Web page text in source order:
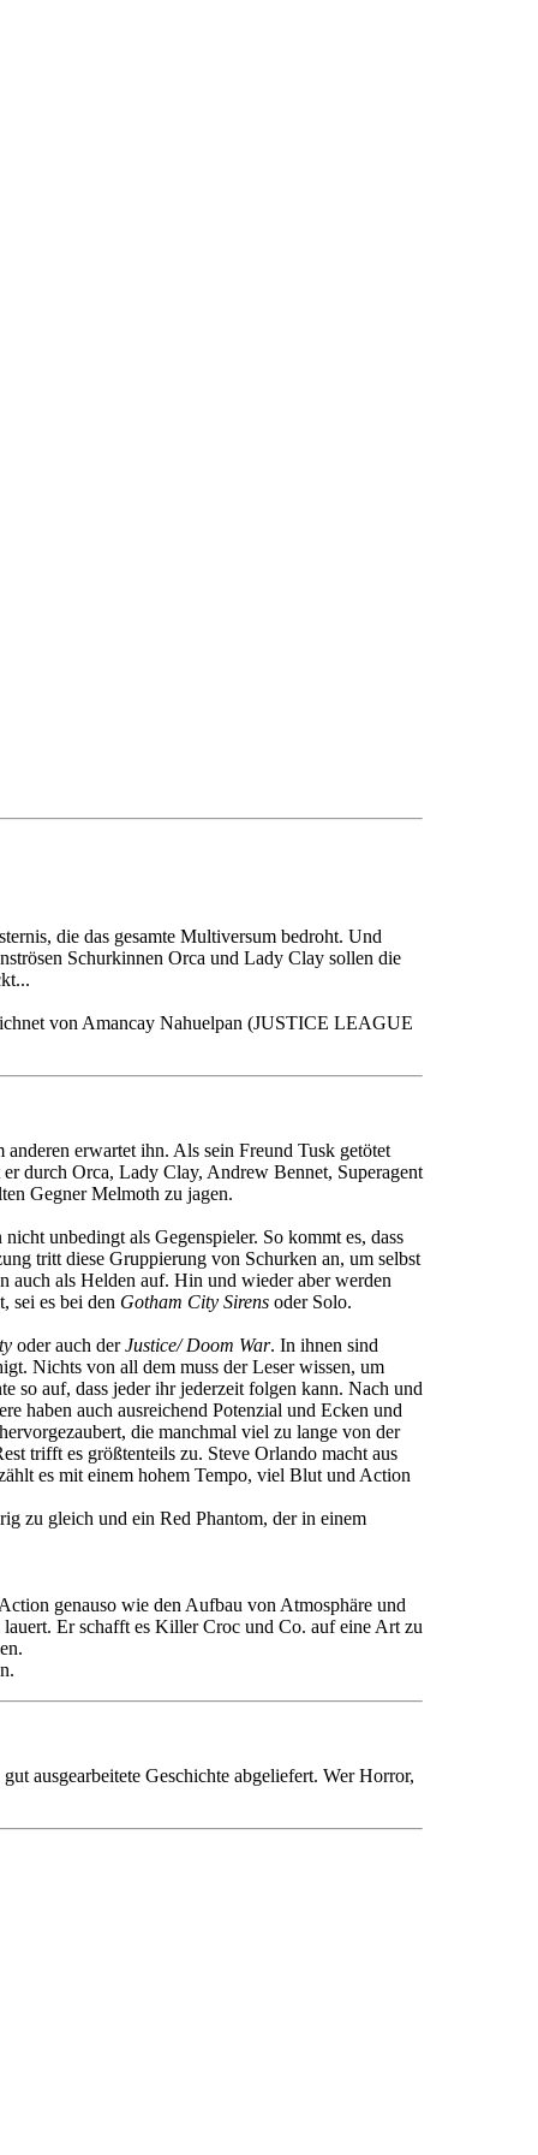
die das gesamte Multiversum bedroht. Und
Schurkinnen Orca und Lady Clay sollen die
von Amancay Nahuelpan (JUSTICE LEAGUE
erwartet ihn. Als sein Freund Tusk getötet
durch Orca, Lady Clay, Andrew Bennet, Superagent
Gegner Melmoth zu jagen.
unbedingt als Gegenspieler. So kommt es, dass
tritt diese Gruppierung von Schurken an, um selbst
auch als Helden auf. Hin und wieder aber werden
sei es bei den Gotham City Sirens oder Solo.
oder auch derJustice/ Doom War. In ihnen sind
Nichts von all dem muss der Leser wissen, um
so auf, dass jeder ihr jederzeit folgen kann. Nach und
haben auch ausreichend Potenzial und Ecken und
die manchmal viel zu lange von der
trifft es größtenteils zu. Steve Orlando macht aus
es mit einem hohem Tempo, viel Blut und Action
zu gleich und ein Red Phantom, der in einem
genauso wie den Aufbau von Atmosphäre und
Er schafft es Killer Croc und Co. auf eine Art zu
ausgearbeitete Geschichte abgeliefert. Wer Horror,